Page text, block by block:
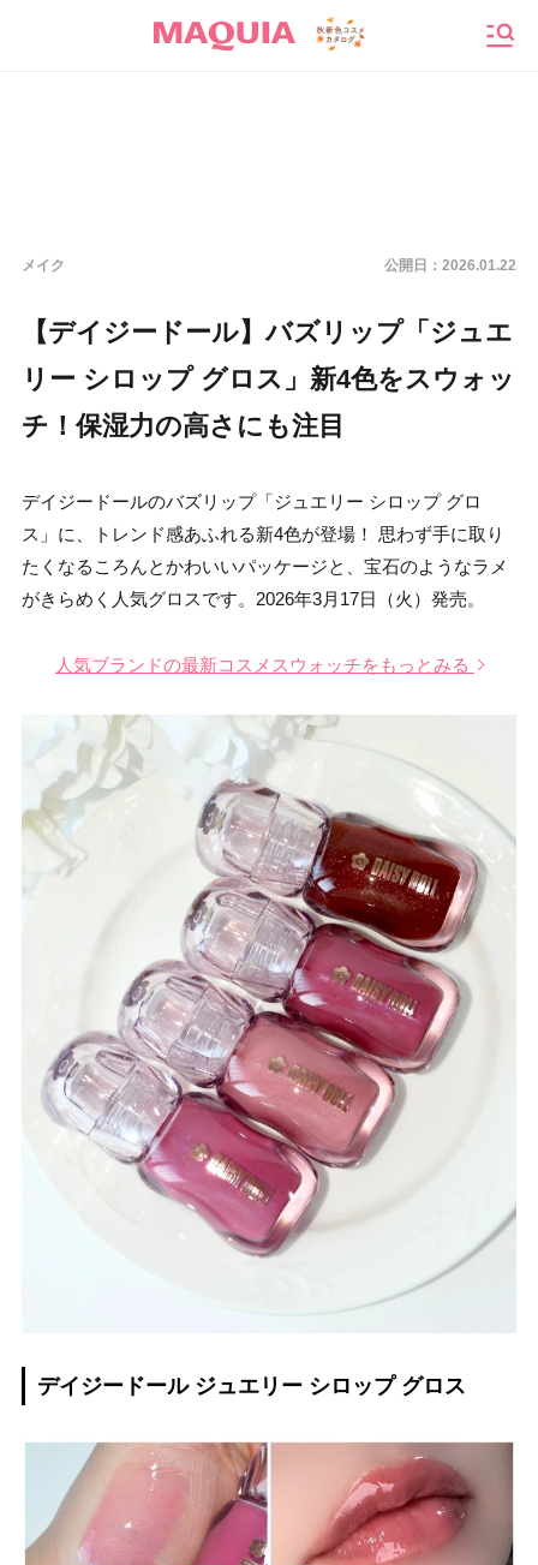
メイク 公開日： 2026.01.22
【デイジードール】バズリップ「ジュエ
リー シロップ グロス」新4色をスウォッ
チ！保湿力の高さにも注目
デイジードールのバズリップ「ジュエリー シロップ グロ
ス」に、トレンド感あふれる新4色が登場！ 思わず手に取り
たくなるころんとかわいいパッケージと、宝石のようなラメ
がきらめく人気グロスです。2026年3月17日（火）発売。
人気ブランドの最新コスメスウォッチをもっとみる
デイジードール ジュエリー シロップ グロス